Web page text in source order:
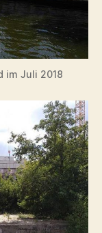
im Juli 2018